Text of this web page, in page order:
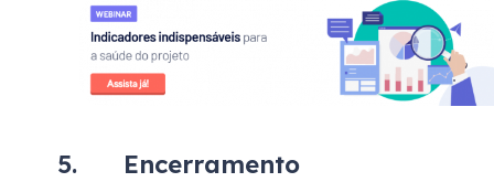
5. Encerramento